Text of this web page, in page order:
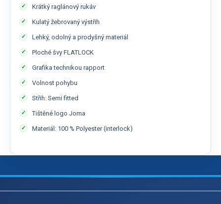
Krátký raglánový rukáv
Kulatý žebrovaný výstřih
Lehký, odolný a prodyšný materiál
Ploché švy FLATLOCK
Grafika technikou rapport
Volnost pohybu
Střih: Semi fitted
Tištěné logo Joma
Materiál: 100 % Polyester (interlock)
Z